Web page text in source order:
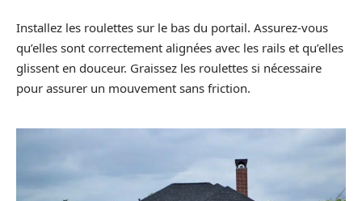
Installez les roulettes sur le bas du portail. Assurez-vous
qu’elles sont correctement alignées avec les rails et qu’elles
glissent en douceur. Graissez les roulettes si nécessaire
pour assurer un mouvement sans friction.